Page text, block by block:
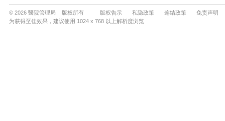
© 2026 醫院管理局 版权所有 版权告示 私隐政策 连结政策
免责声明
为获得至佳效果，建议使用 1024 x 768 以上解析度浏览